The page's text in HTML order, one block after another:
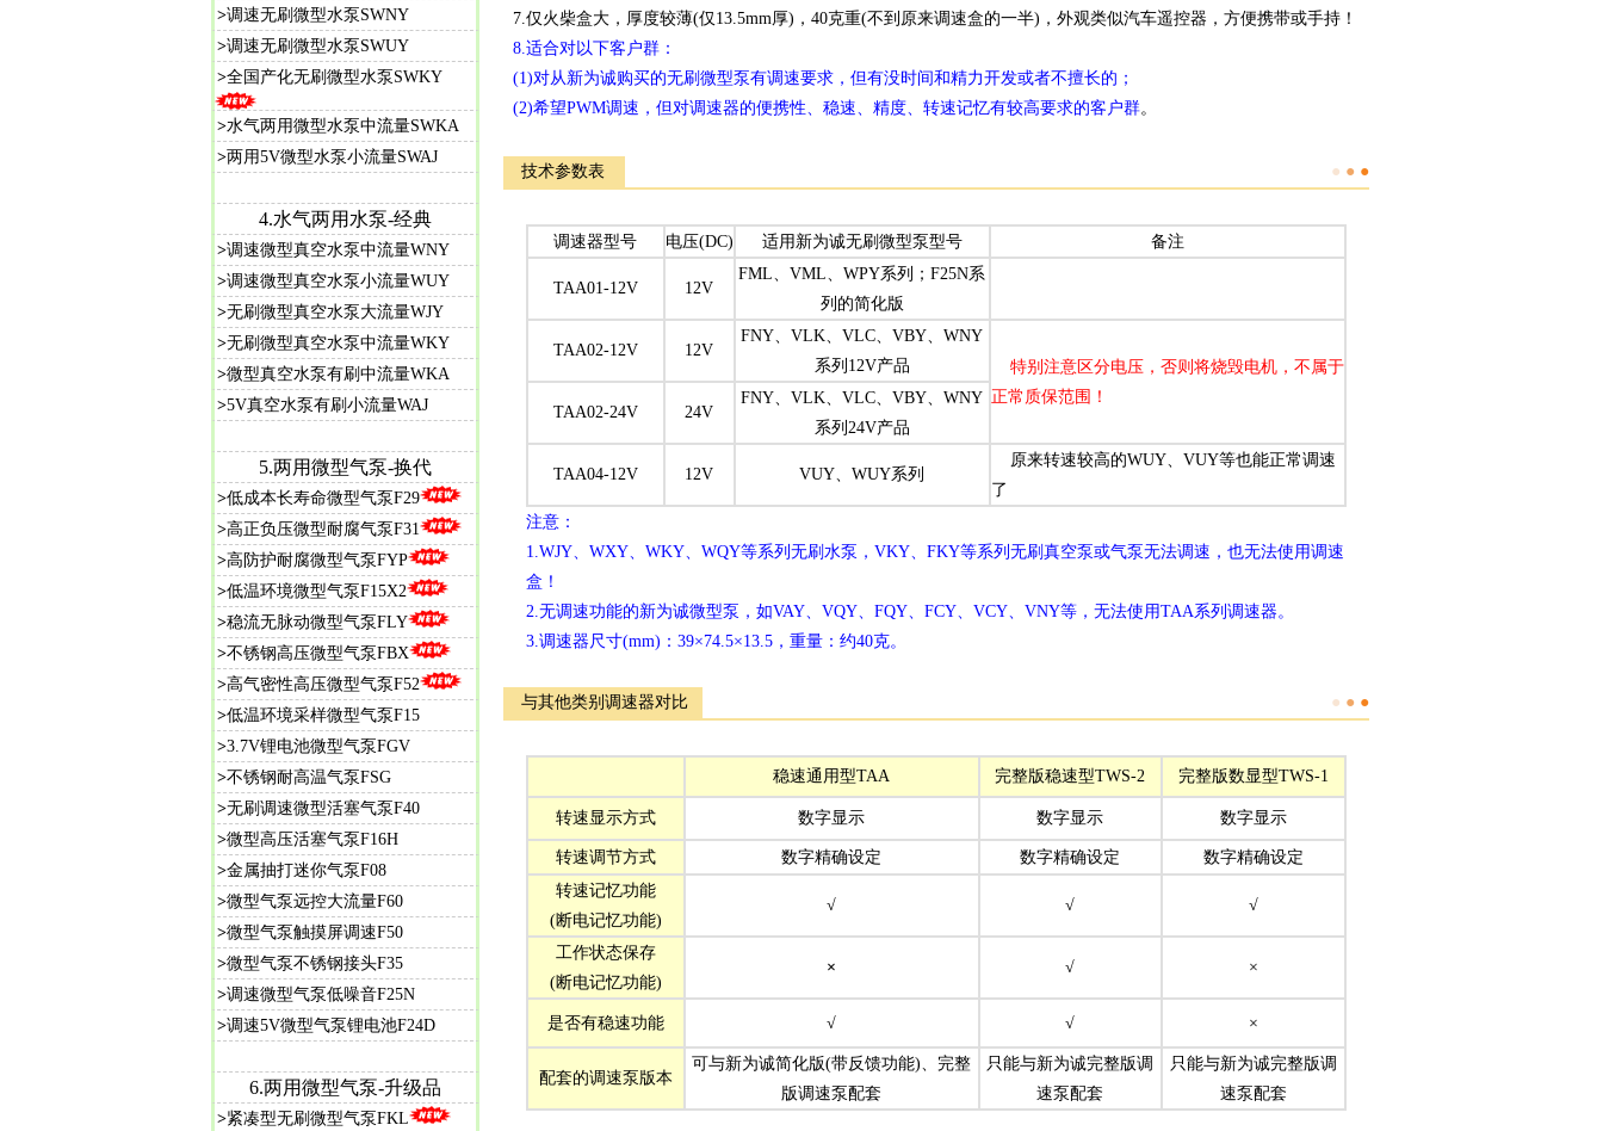
7.仅火柴盒大，厚度较薄(仅13.5mm厚)，40克重(不到原来调速盒的一半)，外观类似汽车遥控器，方便携带或手持！
8.适合对以下客户群：
(1)对从新为诚购买的无刷微型泵有调速要求，但有没时间和精力开发或者不擅长的；
(2)希望PWM调速，但对调速器的便携性、稳速、精度、转速记忆有较高要求的客户群。
技术参数表 ● ● ●
调速器型号 电压(DC) 适用新为诚无刷微型泵型号 备注
TAA01-12V 12V
FML、VML、WPY系列；F25N系
列的简化版
TAA02-12V 12V
FNY、VLK、VLC、VBY、WNY
系列12V产品
特别注意区分电压，否则将烧毁电机，不属于
正常质保范围！
TAA02-24V
24V
FNY、VLK、VLC、VBY、WNY
系列24V产品
TAA04-12V 12V VUY、WUY系列
原来转速较高的WUY、VUY等也能正常调速
了
注意：
1.WJY、WXY、WKY、WQY等系列无刷水泵，VKY、FKY等系列无刷真空泵或气泵无法调速，也无法使用调速
盒！
2.无调速功能的新为诚微型泵，如VAY、VQY、FQY、FCY、VCY、VNY等，无法使用TAA系列调速器。
3.调速器尺寸(mm)：39×74.5×13.5，重量：约40克。
与其他类别调速器对比 ● ● ●
稳速通用型TAA 完整版稳速型TWS-2 完整版数显型TWS-1
转速显示方式 数字显示 数字显示 数字显示
转速调节方式 数字精确设定 数字精确设定
数字精确设定
转速记忆功能
(断电记忆功能)
√ √ √
工作状态保存
(断电记忆功能)
× √ ×
是否有稳速功能 √ √ ×
配套的调速泵版本
可与新为诚简化版(带反馈功能)、完整
版调速泵配套
只能与新为诚完整版调
速泵配套
只能与新为诚完整版调
速泵配套
>调速无刷微型水泵SWNY
>调速无刷微型水泵SWUY
>全国产化无刷微型水泵SWKY
>水气两用微型水泵中流量SWKA
>两用5V微型水泵小流量SWAJ
4.水气两用水泵-经典
>调速微型真空水泵中流量WNY
>调速微型真空水泵小流量WUY
>无刷微型真空水泵大流量WJY
>无刷微型真空水泵中流量WKY
>微型真空水泵有刷中流量WKA
>5V真空水泵有刷小流量WAJ
5.两用微型气泵-换代
>低成本长寿命微型气泵F29
>高正负压微型耐腐气泵F31
>高防护耐腐微型气泵FYP
>低温环境微型气泵F15X2
>稳流无脉动微型气泵FLY
>不锈钢高压微型气泵FBX
>高气密性高压微型气泵F52
>低温环境采样微型气泵F15
>3.7V锂电池微型气泵FGV
>不锈钢耐高温气泵FSG
>无刷调速微型活塞气泵F40
>微型高压活塞气泵F16H
>金属抽打迷你气泵F08
>微型气泵远控大流量F60
>微型气泵触摸屏调速F50
>微型气泵不锈钢接头F35
>调速微型气泵低噪音F25N
>调速5V微型气泵锂电池F24D
6.两用微型气泵-升级品
>紧凑型无刷微型气泵FKL